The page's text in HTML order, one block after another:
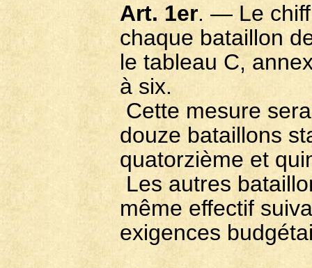
Art. 1er. — Le
chaque bataillon
le tableau C,
à six.
Cette mesure
douze bataillons
quatorzième et
Les autres
même effectif
exi­gences